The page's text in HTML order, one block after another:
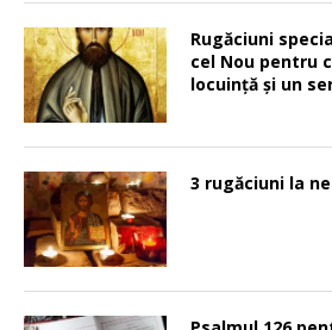
Rugăciuni
cel Nou pentru
locuinţă şi un
3 rugăciuni la